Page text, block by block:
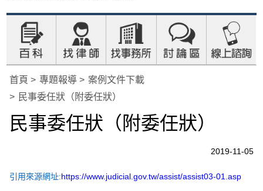
首頁 專題報導
案例文件下載
民事委任狀（附委任狀）
民事委任狀（附委任狀）
2019-11-05
引用來源網址:https://www.judicial.gov.tw/assist/assist03-01.asp